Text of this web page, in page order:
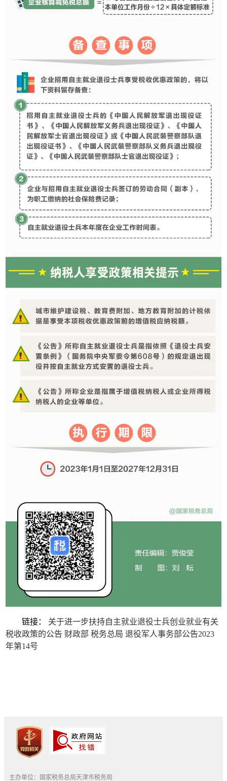
链接： 关于进一步扶持自主就业退役士兵创业就业有关
税收政策的公告 财政部 税务总局 退役军人事务部公告2023
年第14号
主办单位：国家税务总局天津市税务局